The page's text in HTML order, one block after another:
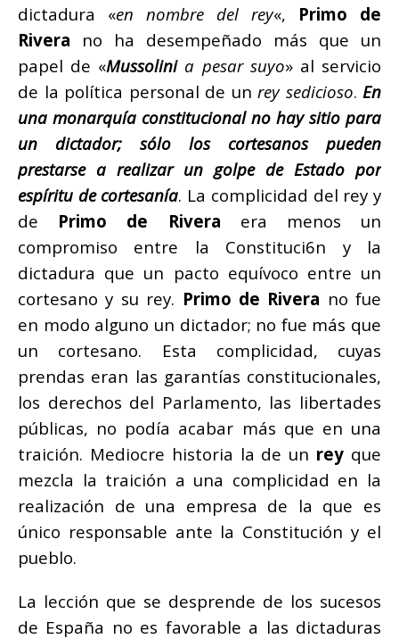
dictadura «en nombre del rey«, Primo de
Rivera no ha desempeñado más que un
papel de «Mussolinia pesar suyo» al servicio
de la política personal de un rey sedicioso. En
una monarquía constitucional no hay sitio para
un dictador; sólo los cortesanos pueden
prestarse a realizar un golpe de Estado por
espíritu de cortesanía. La complicidad del rey y
de Primo de Rivera era menos un
compromiso entre la Constituci6n y la
dictadura que un pacto equívoco entre un
cortesano y su rey. Primo de Rivera no fue
en modo alguno un dictador; no fue más que
un cortesano. Esta complicidad, cuyas
prendas eran las garantías constitucionales,
los derechos del Parlamento, las libertades
públicas, no podía acabar más que en una
traición. Mediocre historia la de un rey que
mezcla la traición a una complicidad en la
realización de una empresa de la que es
único responsable ante la Constitución y el
pueblo.
La lección que se desprende de los sucesos
de España no es favorable a las dictaduras